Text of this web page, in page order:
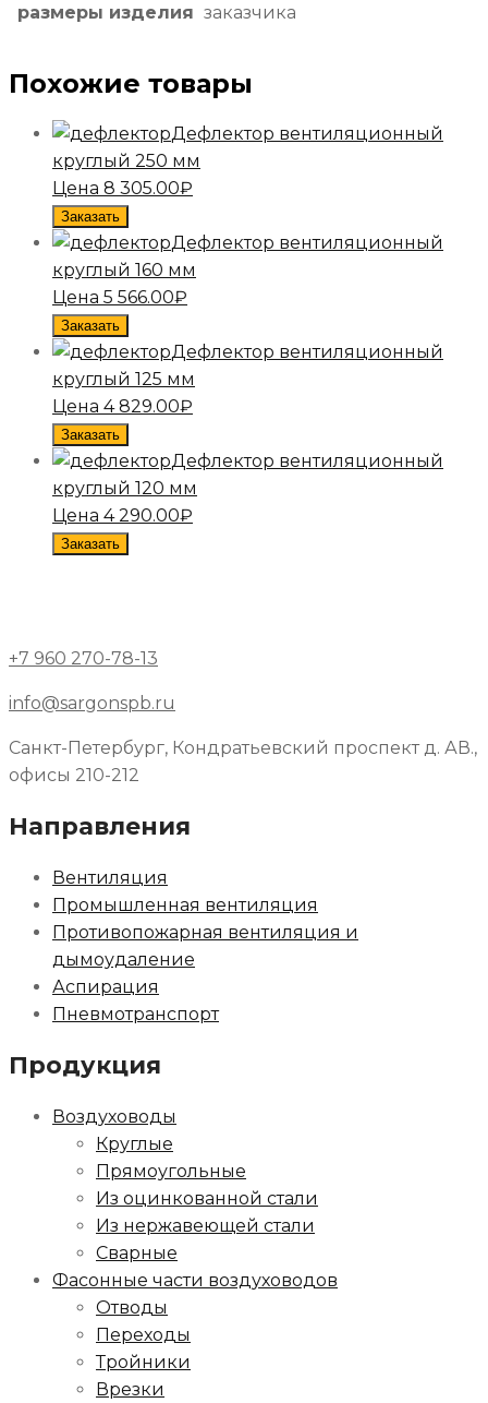
размеры изделия заказчика
Похожие товары
Дефлектор вентиляционный
круглый 250 мм
Цена 8 305.00₽
Заказать
Дефлектор вентиляционный
круглый 160 мм
Цена 5 566.00₽
Заказать
Дефлектор вентиляционный
круглый 125 мм
Цена 4 829.00₽
Заказать
Дефлектор вентиляционный
круглый 120 мм
Цена 4 290.00₽
Заказать
+7 960 270-78-13
info@sargonspb.ru
Санкт-Петербург, Кондратьевский проспект д. АВ.,
офисы 210-212
Направления
Вентиляция
Промышленная вентиляция
Противопожарная вентиляция и
дымоудаление
Аспирация
Пневмотранспорт
Продукция
Воздуховоды
Круглые
Прямоугольные
Из оцинкованной стали
Из нержавеющей стали
Сварные
Фасонные части воздуховодов
Отводы
Переходы
Тройники
Врезки